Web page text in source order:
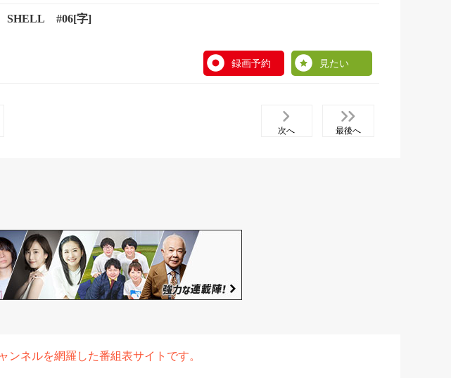
#06[字]
録画予約 見たい
次へ 最後へ
ンネルを網羅した番組表サイトです。